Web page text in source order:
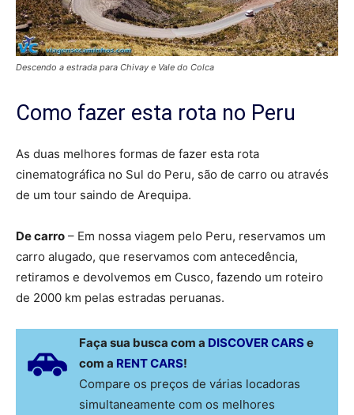
Descendo a estrada para Chivay e Vale do Colca
Como fazer esta rota no Peru
As duas melhores formas de fazer esta rota
cinematográfica no Sul do Peru, são de carro ou através
de um tour saindo de Arequipa.
De carro – Em nossa viagem pelo Peru, reservamos um
carro alugado, que reservamos com antecedência,
retiramos e devolvemos em Cusco, fazendo um roteiro
de 2000 km pelas estradas peruanas.
Faça sua busca com a DISCOVER CARSe
com a RENT CARS!
Compare os preços de várias locadoras
simultaneamente com os melhores